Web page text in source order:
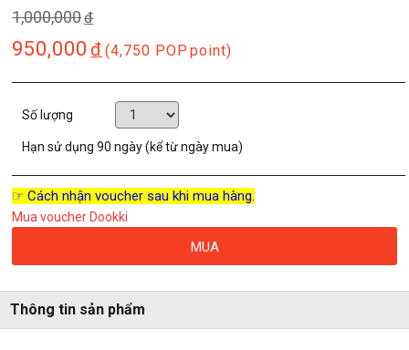
1,000,000đ
950,000 đ (4,750 POP point)
Số lượng
Hạn sử dụng90 ngày (kể từ ngày mua)
☞ Cách nhận voucher sau khi mua hàng.
Mua voucher Dookki
MUA
Thông tin sản phẩm